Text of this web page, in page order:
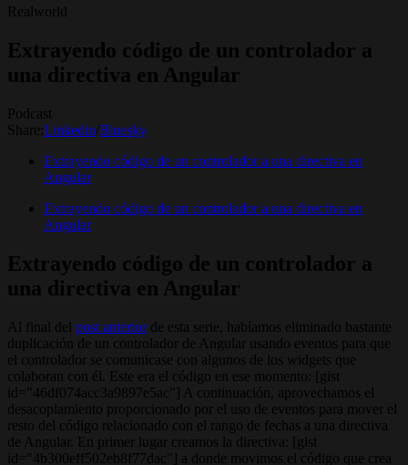
Realworld
Extrayendo código de un controlador a
una directiva en Angular
Podcast
Share: Linkedin Bluesky
Extrayendo código de un controlador a una directiva en
Angular
Extrayendo código de un controlador a una directiva en
Angular
Extrayendo código de un controlador a
una directiva en Angular
Al final del post anteriorde esta serie, habíamos eliminado bastante
duplicación de un controlador de Angular usando eventos para que
el controlador se comunicase con algunos de los widgets que
colaboran con él. Este era el código en ese momento: [gist
id="46df074acc3a9897e5ac"] A continuación, aprovechamos el
desacoplamiento proporcionado por el uso de eventos para mover el
resto del código relacionado con el rango de fechas a una directiva
de Angular. En primer lugar creamos la directiva: [gist
id="4b300eff502eb8f77dac"] a donde movimos el código que crea